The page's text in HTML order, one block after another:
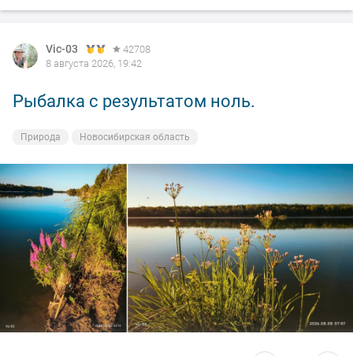
Vic-03
42708
8 августа 2026, 19:42
Рыбалка с результатом ноль.
Природа Новосибирская область